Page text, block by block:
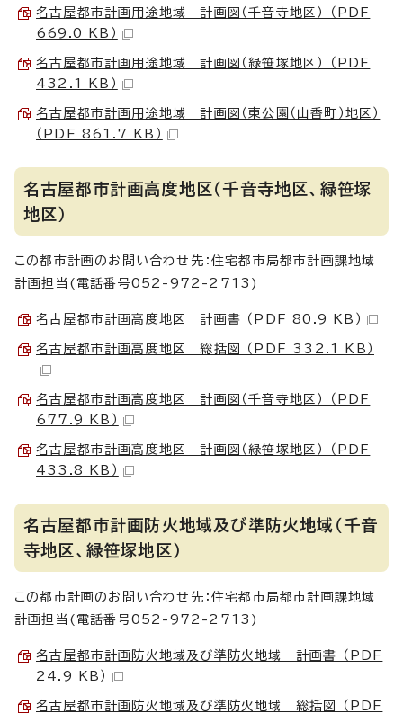
名古屋都市計画用途地域 計画図（千音寺地区） （PDF
669.0 KB）
名古屋都市計画用途地域 計画図（緑笹塚地区） （PDF
432.1 KB）
名古屋都市計画用途地域 計画図（東公園（山香町）地区）
（PDF 861.7 KB）
名古屋都市計画高度地区（千音寺地区、緑笹塚
地区）
この都市計画のお問い合わせ先：住宅都市局都市計画課地域
計画担当(電話番号052-972-2713)
名古屋都市計画高度地区 計画書 （PDF 80.9 KB）
名古屋都市計画高度地区 総括図 （PDF 332.1 KB）
名古屋都市計画高度地区 計画図（千音寺地区） （PDF
677.9 KB）
名古屋都市計画高度地区 計画図（緑笹塚地区） （PDF
433.8 KB）
名古屋都市計画防火地域及び準防火地域（千音
寺地区、緑笹塚地区）
この都市計画のお問い合わせ先：住宅都市局都市計画課地域
計画担当(電話番号052-972-2713)
名古屋都市計画防火地域及び準防火地域 計画書 （PDF
24.9 KB）
名古屋都市計画防火地域及び準防火地域 総括図 （PDF